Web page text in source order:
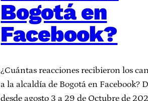
Bogotá en
Facebook?
¿Cuántas reacciones recibieron los
a la alcaldía de Bogotá en Facebook?
desde agosto 3 a 29 de Octubre de